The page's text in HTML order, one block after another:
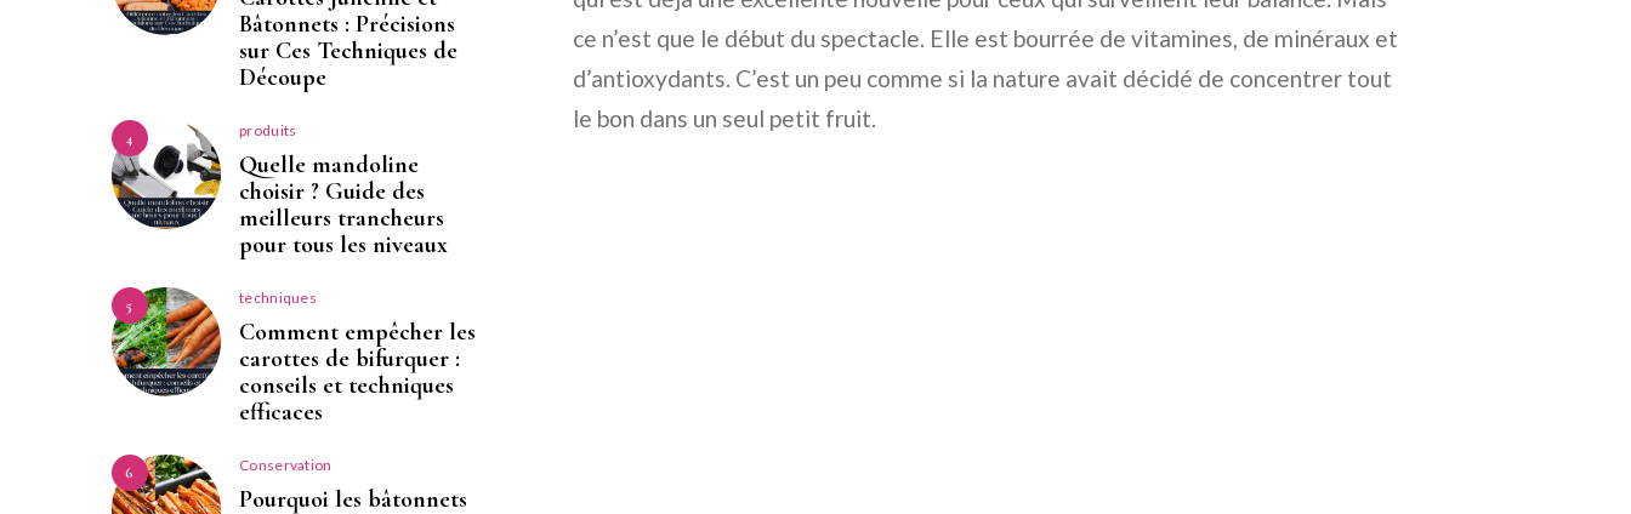
ce n’est que le début du spectacle. Elle est bourrée de vitamines, de minéraux et
d’antioxydants. C’est un peu comme si la nature avait décidé de concentrer tout
le bon dans un seul petit fruit.
Bâtonnets : Précisions
sur Ces Techniques de
Découpe
4 produits
Quelle mandoline
choisir ? Guide des
meilleurs trancheurs
pour tous les niveaux
5 techniques
Comment empêcher les
carottes de bifurquer :
conseils et techniques
efficaces
6 Conservation
Pourquoi les bâtonnets